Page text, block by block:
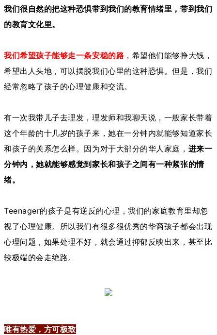
我们很自然的把这种恐惧带到我们的教育情绪里，带到我们
的教育文化里。
我们希望孩子能够走一条安稳的路 ，希望他们能够挣大钱，
希望出人头地，可以摆脱我们心里的这种恐惧。但是，我们
经常忽略了孩子的心理健康和交流。
有一次我带儿子去理发，理发师和我聊天说，一般家长带着
这个年龄的十几岁的孩子来，她在一分钟内就能够知道家长
和孩子的关系怎么样。因为对于大部分的华人家庭， 进来一
分钟内，她就能够感觉到家长和孩子之间有一种紧张的情
绪。
Teenager的孩子是有逆反的心理，我们的家庭教育里却忽
视了心理健康。所以我们有很多很优秀的华裔孩子都会出现
心理问题，如果处理不好，就会通过抑郁反映出来，甚至比
较极端的会走绝路。
唯有热爱，方可极致